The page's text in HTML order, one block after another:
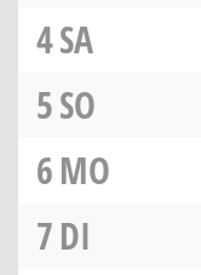
4SA
5SO
6MO
7DI